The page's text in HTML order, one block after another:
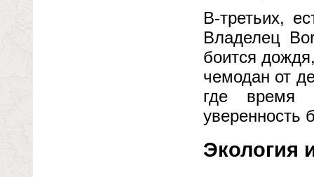
В-третьих,
Владелец
боится
чемодан от
где время
уверенность
Экология